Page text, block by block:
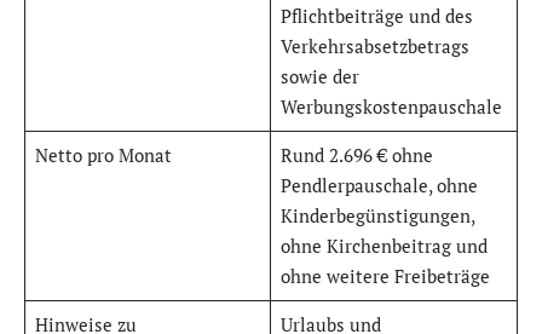
Pflichtbeiträge und des
Verkehrsabsetzbetrags
sowie der
Werbungskostenpauschale
Netto pro Monat
Rund 2.696 € ohne
Pendlerpauschale, ohne
Kinderbegünstigungen,
ohne Kirchenbeitrag und
ohne weitere Freibeträge
Hinweise zu
Urlaubs und